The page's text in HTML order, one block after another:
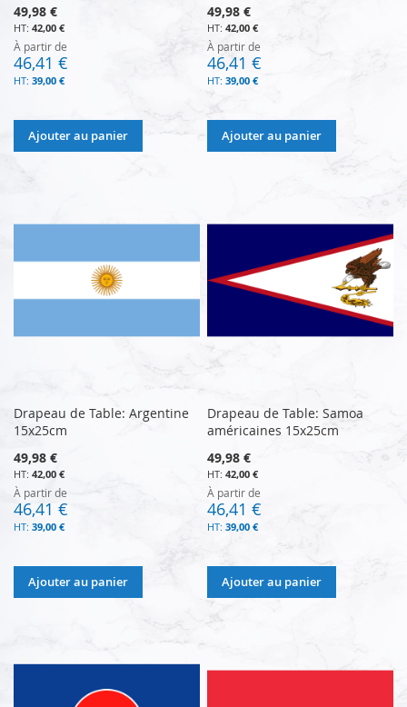
49,98 €
42,00 €
À partir de
46,41 €
39,00 €
Ajouter au panier
49,98 €
42,00 €
À partir de
46,41 €
39,00 €
Ajouter au panier
Drapeau de Table: Argentine
15x25cm
49,98 €
42,00 €
À partir de
46,41 €
39,00 €
Ajouter au panier
Drapeau de Table: Samoa
américaines 15x25cm
49,98 €
42,00 €
À partir de
46,41 €
39,00 €
Ajouter au panier